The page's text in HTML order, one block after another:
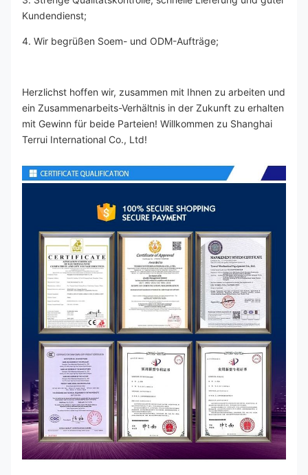
Kundendienst;
4. Wir begrüßen Soem- und ODM-Aufträge;
Herzlichst hoffen wir, zusammen mit Ihnen zu arbeiten und
ein Zusammenarbeits-Verhältnis in der Zukunft zu erhalten
mit Gewinn für beide Parteien! Willkommen zu Shanghai
Terrui International Co., Ltd!